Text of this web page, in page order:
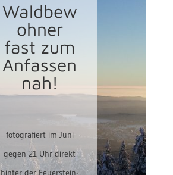
Waldbew
ohner
fast zum
Anfassen
nah!
fotografiert im Juni
gegen 21 Uhr direkt